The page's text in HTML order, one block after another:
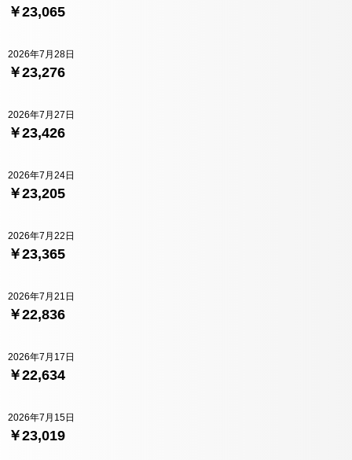
￥23,065
￥23,276
2026年7月28日
￥23,426
2026年7月27日
￥23,205
2026年7月24日
￥23,365
2026年7月22日
￥22,836
2026年7月21日
￥22,634
2026年7月17日
￥23,019
2026年7月15日